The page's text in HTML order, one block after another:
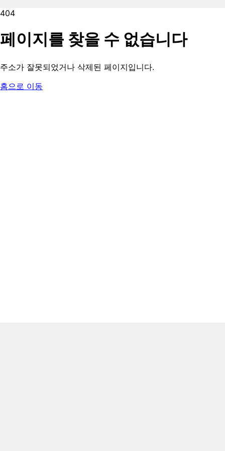
404
페이지를 찾을 수 없습니다
주소가 잘못되었거나 삭제된 페이지입니다.
홈으로 이동